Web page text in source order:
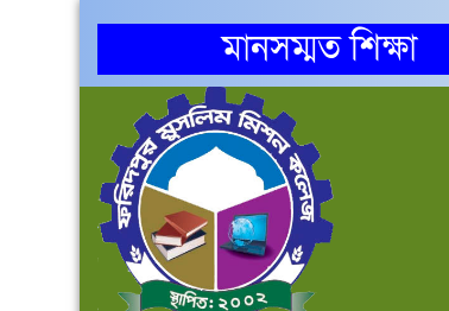
মানসম্মত শিক্ষা